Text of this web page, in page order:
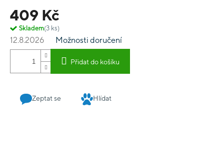
409 Kč
Skladem(3 ks)
12.8.2026 Možnosti doručení
Přidat do košíku
Zeptat se Hlídat